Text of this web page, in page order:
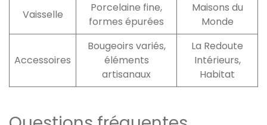
Vaisselle
Porcelaine fine,
formes épurées
Maisons du
Monde
Accessoires
Bougeoirs variés,
éléments
artisanaux
La Redoute
Intérieurs,
Habitat